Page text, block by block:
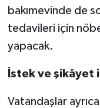
bakımevinde de
tedavileri için
yapacak.
İstek ve şikâyet
Vatandaşlar